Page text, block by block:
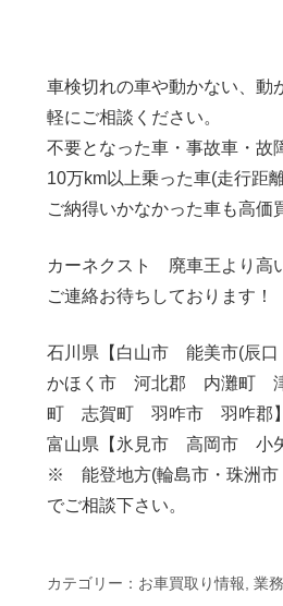
車検切れの車や動かない、動
軽にご相談ください。
不要となった車・事故車・故
10万km以上乗った車(走行距
ご納得いかなかった車も高価
カーネクスト 廃車王より高
ご連絡お待ちしております！
石川県【白山市 能美市(辰
かほく市 河北郡 内灘町
町 志賀町 羽咋市 羽咋郡】
富山県【氷見市 高岡市 小矢
※ 能登地方(輪島市・珠洲市
でご相談下さい。
カテゴリー： お車買取り情報 業